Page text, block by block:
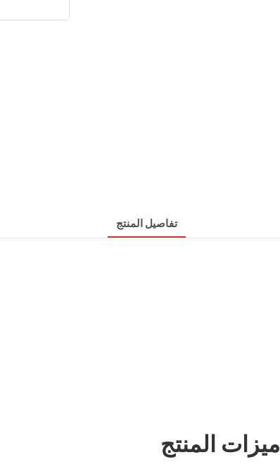
تفاصيل المنتج
ميزات المنتج